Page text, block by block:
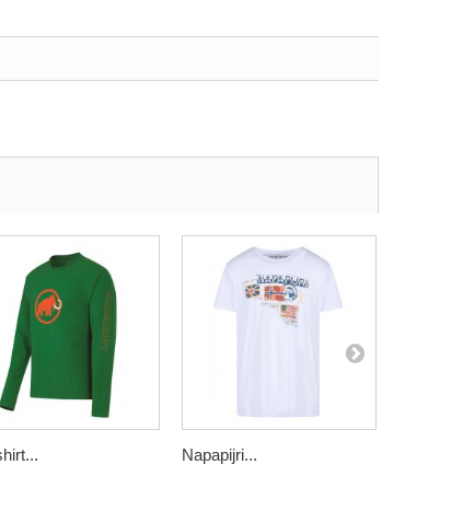
Napapijri...